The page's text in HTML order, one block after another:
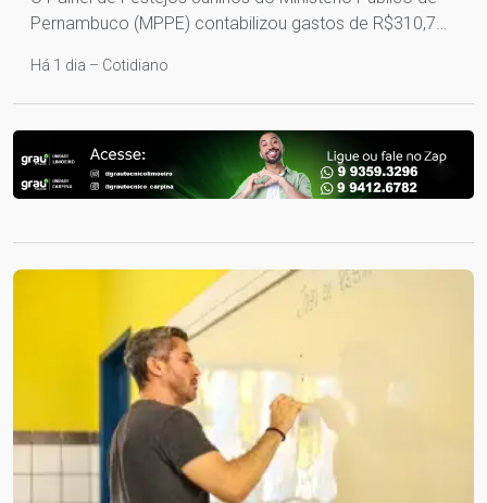
Pernambuco (MPPE) contabilizou gastos de R$310,7…
Há 1 dia – Cotidiano